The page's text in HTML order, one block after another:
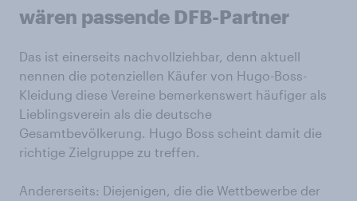
wären passende DFB-Partner
Das ist einerseits nachvollziehbar, denn aktuell
nennen die potenziellen Käufer von Hugo-Boss-
Kleidung diese Vereine bemerkenswert häufiger als
Lieblingsverein als die deutsche
Gesamtbevölkerung. Hugo Boss scheint damit die
richtige Zielgruppe zu treffen.
Andererseits: Diejenigen, die die Wettbewerbe der